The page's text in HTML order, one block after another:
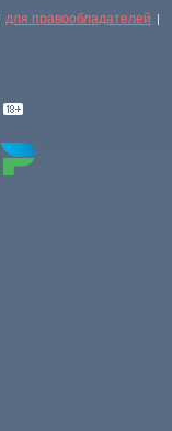
для правообладателей |